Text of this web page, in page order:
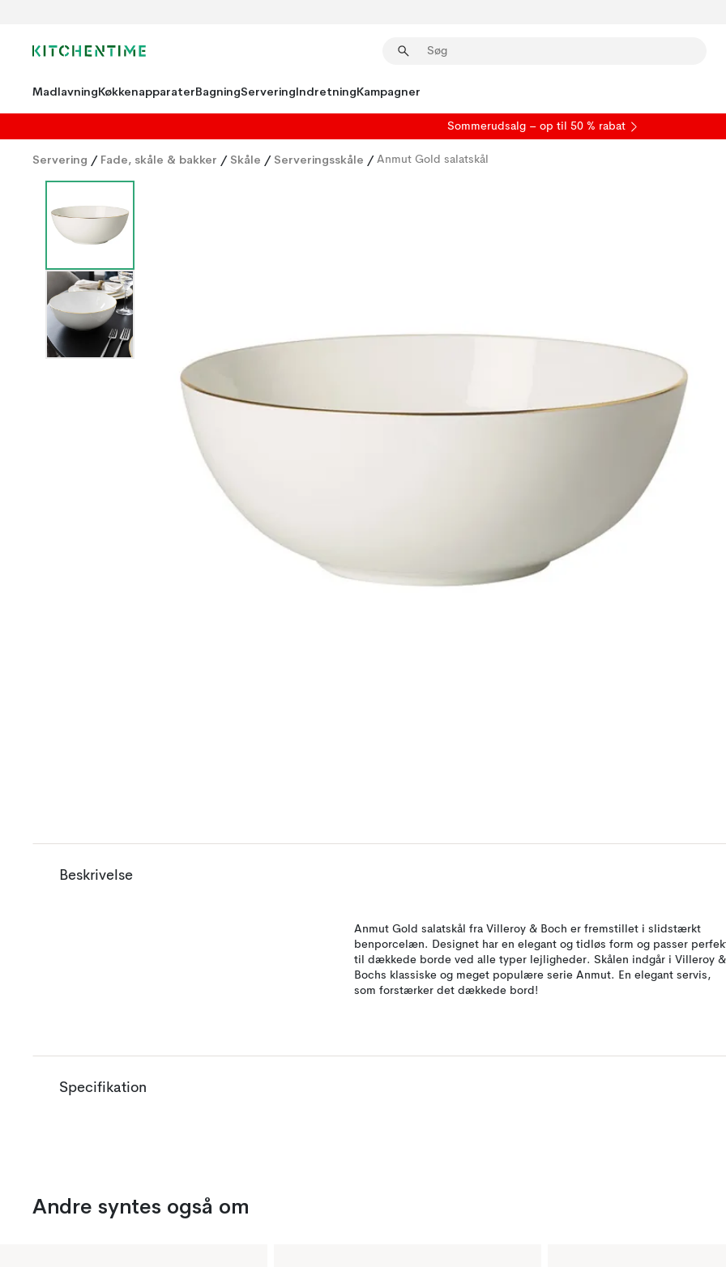
MadlavningKøkkenapparaterBagningServeringIndretningKampagner
Sommerudsalg – op til 50 % rabat
Servering / Fade, skåle & bakker / Skåle / Serveringsskåle / Anmut Gold salatskål
Beskrivelse
Anmut Gold salatskål fra Villeroy & Boch er fremstillet i slidstærkt
benporcelæn. Designet har en elegant og tidløs form og passer
til dækkede borde ved alle typer lejligheder. Skålen indgår i Villeroy &
Bochs klassiske og meget populære serie Anmut. En elegant servis,
som forstærker det dækkede bord!
Specifikation
Andre syntes også om